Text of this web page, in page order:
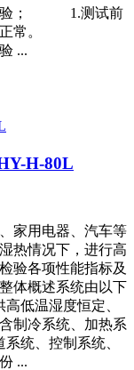
试验； 1.测试前
是否正常。
...
H-80L
家用电器、汽车等
热情况下，进行高
验各项性能指标及
体概述系统由以下
低温湿度恒定、
制冷系统、加热系
统、控制系统、
...